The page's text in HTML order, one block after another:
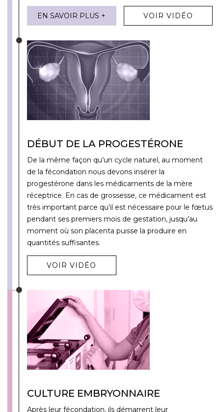
EN SAVOIR PLUS + VOIR VIDÉO
DÉBUT DE LA PROGESTÉRONE
De la même façon qu’un cycle naturel, au moment
de la fécondation nous devons insérer la
progestérone dans les médicaments de la mère
réceptrice. En cas de grossesse, ce médicament est
très important parce qu’il est nécessaire pour le fœtus
pendant ses premiers mois de gestation, jusqu’au
moment où son placenta puisse la produire en
quantités suffisantes.
VOIR VIDÉO
CULTURE EMBRYONNAIRE
Après leur fécondation, ils démarrent leur